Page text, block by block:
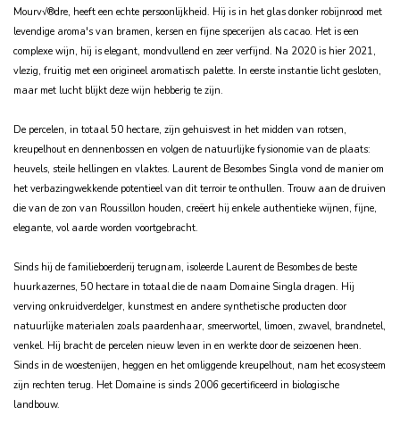
Mourv√®dre, heeft een echte persoonlijkheid. Hij is in het glas donker robijnrood met
levendige aroma's van bramen, kersen en fijne specerijen als cacao. Het is een
complexe wijn, hij is elegant, mondvullend en zeer verfijnd. Na 2020 is hier 2021,
vlezig, fruitig met een origineel aromatisch palette. In eerste instantie licht gesloten,
maar met lucht blijkt deze wijn hebberig te zijn.
De percelen, in totaal 50 hectare, zijn gehuisvest in het midden van rotsen,
kreupelhout en dennenbossen en volgen de natuurlijke fysionomie van de plaats:
heuvels, steile hellingen en vlaktes. Laurent de Besombes Singla vond de manier om
het verbazingwekkende potentieel van dit terroir te onthullen. Trouw aan de druiven
die van de zon van Roussillon houden, creëert hij enkele authentieke wijnen, fijne,
elegante, vol aarde worden voortgebracht.
Sinds hij de familieboerderij terugnam, isoleerde Laurent de Besombes de beste
huurkazernes, 50 hectare in totaal die de naam Domaine Singla dragen. Hij
verving onkruidverdelger, kunstmest en andere synthetische producten door
natuurlijke materialen zoals paardenhaar, smeerwortel, limoen, zwavel, brandnetel,
venkel. Hij bracht de percelen nieuw leven in en werkte door de seizoenen heen.
Sinds in de woestenijen, heggen en het omliggende kreupelhout, nam het ecosysteem
zijn rechten terug. Het Domaine is sinds 2006 gecertificeerd in biologische
landbouw.